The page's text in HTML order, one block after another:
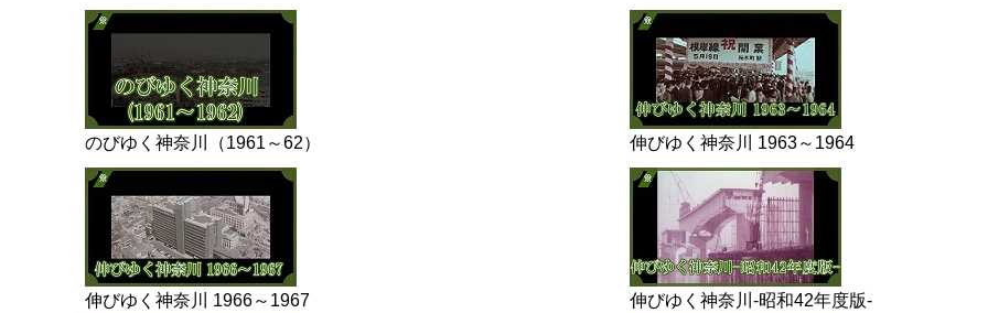
のびゆく神奈川（1961～62） 伸びゆく神奈川 1963～1964
伸びゆく神奈川 1966～1967 伸びゆく神奈川-昭和42年度版-